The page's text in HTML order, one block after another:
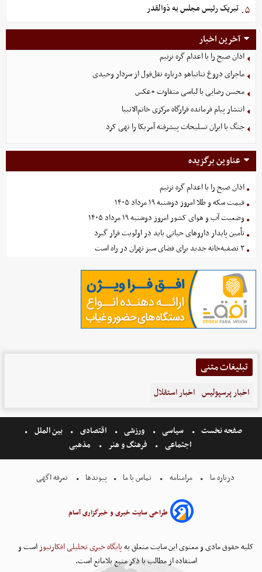
۵. تبریک رئیس مجلس به ذوالقدر
آخرین اخبار
اذان صبح را با اعدام گره نزنیم
ماجرای دروغ نتانیاهو درباره نقل‌قول از سردار وحیدی
محسن رضایی با لباسی متفاوت +عکس
انتشار پیام فرمانده قرارگاه مرکزی خاتم‌الانبیا
جنگ با ایران تسلیحات پیشرفته آمریکا را تهی کرد
عناوین برگزیده
اذان صبح را با اعدام گره نزنیم
قیمت سکه و طلا امروز دوشنبه ۱۹ مرداد ۱۴۰۵
وضعیت آب و هوای کشور امروز دوشنبه ۱۹ مرداد ۱۴۰۵
تأمین پایدار داروهای حیاتی باید در اولویت قرار گیرد
۳ تصفیه‌خانه جدید برای فضای سبز تهران در راه است
تبلیغات متنی
اخبار پرسپولیس اخبار استقلال
صفحه نخست سیاسی ورزشی اقتصادی
بین الملل
اجتماعی
فرهنگ و هنر مذهبی
درباره ما مرامنامه تماس با ما پیوندها تعرفه اگهی
طراحی سایت خبری و خبرگزاری آسام
کلیه حقوق مادی و معنوی این سایت متعلق بهپایگاه خبری تحلیلی افکارنیوزاست و
استفاده از مطالب با ذکر منبع بلامانع است.